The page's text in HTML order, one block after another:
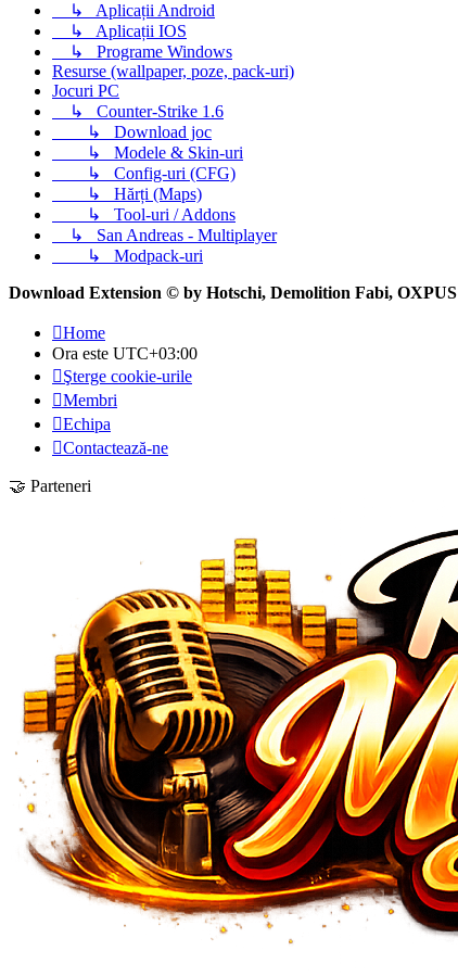
↳ Aplicații Android
↳ Aplicații IOS
↳ Programe Windows
Resurse (wallpaper, poze, pack-uri)
Jocuri PC
↳ Counter-Strike 1.6
↳ Download joc
↳ Modele & Skin-uri
↳ Config-uri (CFG)
↳ Hărți (Maps)
↳ Tool-uri / Addons
↳ San Andreas - Multiplayer
↳ Modpack-uri
Download Extension © by Hotschi, Demolition Fabi, OXPUS
Home
Ora este UTC+03:00
Şterge cookie-urile
Membri
Echipa
Contactează-ne
🤝 Parteneri